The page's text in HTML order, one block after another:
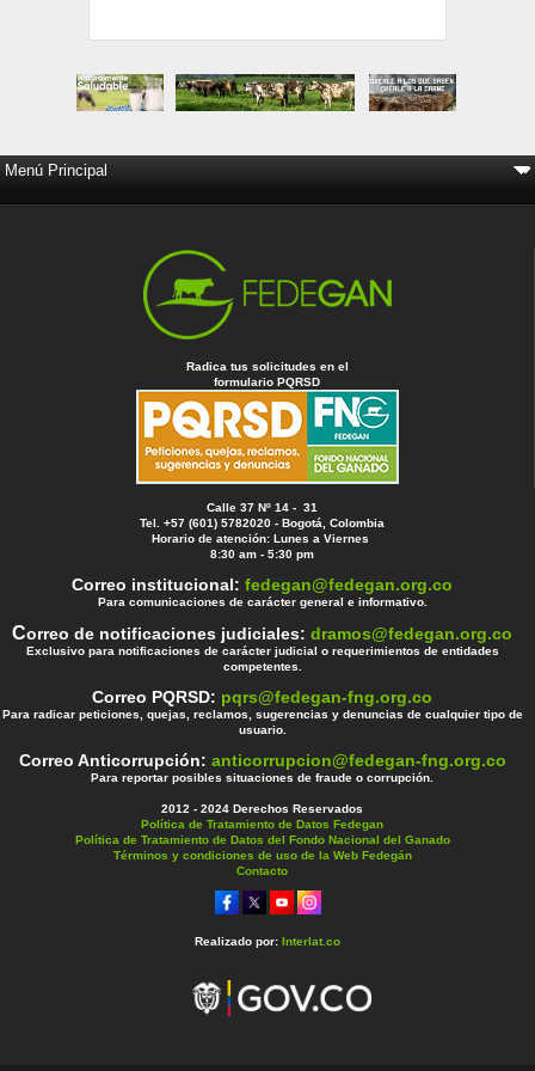
Radica tus solicitudes en el
formulario PQRSD
Calle 37 Nº 14 - 31
Tel. +57 (601) 5782020 - Bogotá, Colombia
Horario de atención: Lunes a Viernes
8:30 am - 5:30 pm
Correo institucional:fedegan@fedegan.org.co
Para comunicaciones de carácter general e informativo.
Correo de notificaciones judiciales:dramos@fedegan.org.co
Exclusivo para notificaciones de carácter judicial o requerimientos de entidades
competentes.
Correo PQRSD: pqrs@fedegan-fng.org.co
Para radicar peticiones, quejas, reclamos, sugerencias y denuncias de cualquier tipo de
usuario.
Correo Anticorrupción: anticorrupcion@fedegan-fng.org.co
Para reportar posibles situaciones de fraude o corrupción.
2012 - 2024 Derechos Reservados
Política de Tratamiento de Datos Fedegan
Política de Tratamiento de Datos del Fondo Nacional del Ganado
Términos y condiciones de uso de la Web Fedegán
Contacto
Realizado por: Interlat.co